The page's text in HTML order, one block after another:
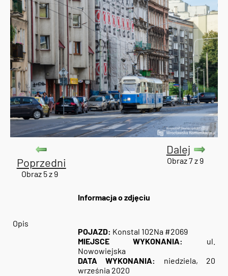
Poprzedni
Obraz 5 z 9
Dalej
Obraz 7 z 9
Informacja o zdjęciu
Opis
POJAZD: Konstal 102Na #2069
MIEJSCE WYKONANIA:
ul.
Nowowiejska
DATA WYKONANIA:
niedziela, 20
września 2020